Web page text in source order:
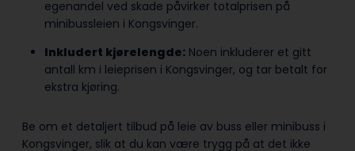
egenandel ved skade påvirker totalprisen på
minibussleien i Kongsvinger.
Inkludert kjørelengde: Noen inkluderer et gitt
antall km i leieprisen i Kongsvinger, og tar betalt for
ekstra kjøring.
Be om et detaljert tilbud på leie av buss eller minibuss i
Kongsvinger, slik at du kan være trygg på at det ikke